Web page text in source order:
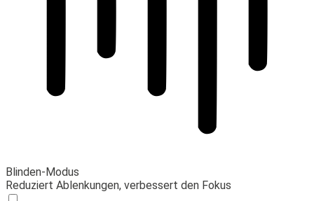
Blinden-Modus
Reduziert Ablenkungen, verbessert den Fokus